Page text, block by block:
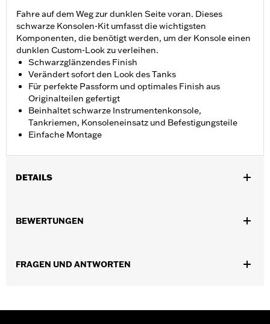
Fahre auf dem Weg zur dunklen Seite voran. Dieses
schwarze Konsolen-Kit umfasst die wichtigsten
Komponenten, die benötigt werden, um der Konsole einen
dunklen Custom-Look zu verleihen.
Schwarzglänzendes Finish
Verändert sofort den Look des Tanks
Für perfekte Passform und optimales Finish aus
Originalteilen gefertigt
Beinhaltet schwarze Instrumentenkonsole,
Tankriemen, Konsoleneinsatz und Befestigungsteile
Einfache Montage
DETAILS
Modelle ab ’25.
In der Box: Schwarze Instrumentenkonsole, Tankriemen,
BEWERTUNGEN
FRAGEN UND ANTWORTEN